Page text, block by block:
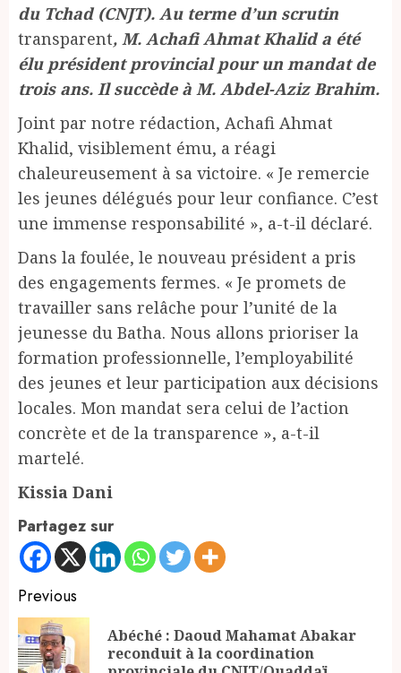
du Tchad (CNJT). Au terme d’un scrutin
transparent, M. Achafi Ahmat Khalid a été
élu président provincial pour un mandat de
trois ans. Il succède à M. Abdel-Aziz Brahim.
Joint par notre rédaction, Achafi Ahmat
Khalid, visiblement ému, a réagi
chaleureusement à sa victoire. « Je remercie
les jeunes délégués pour leur confiance. C’est
une immense responsabilité », a-t-il déclaré.
Dans la foulée, le nouveau président a pris
des engagements fermes. « Je promets de
travailler sans relâche pour l’unité de la
jeunesse du Batha. Nous allons prioriser la
formation professionnelle, l’employabilité
des jeunes et leur participation aux décisions
locales. Mon mandat sera celui de l’action
concrète et de la transparence », a-t-il
martelé.
Kissia Dani
Partagez sur
Continue
Reading
Previous
Abéché : Daoud Mahamat Abakar
reconduit à la coordination